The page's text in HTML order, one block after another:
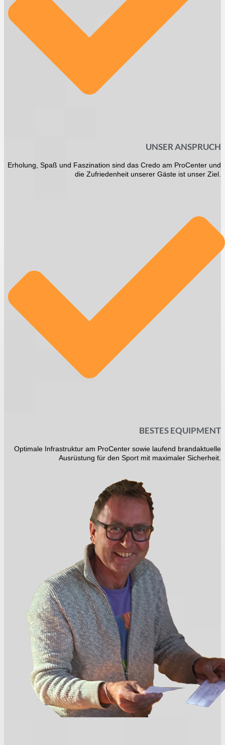
UNSER ANSPRUCH
Erholung, Spaß und Faszination sind das Credo am ProCenter und
die Zufriedenheit unserer Gäste ist unser Ziel.
BESTES EQUIPMENT
Optimale Infrastruktur am ProCenter sowie laufend brandaktuelle
Ausrüstung für den Sport mit maximaler Sicherheit.